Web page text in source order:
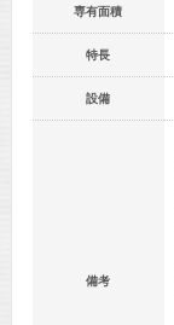
専有面積
特長
設備
備考